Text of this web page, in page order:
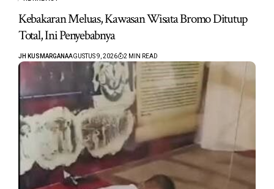
Kebakaran Meluas, Kawasan Wisata Bromo Ditutup
Total, Ini Penyebabnya
JH KUSMARGANAAGUSTUS 9, 2026 2 MIN READ